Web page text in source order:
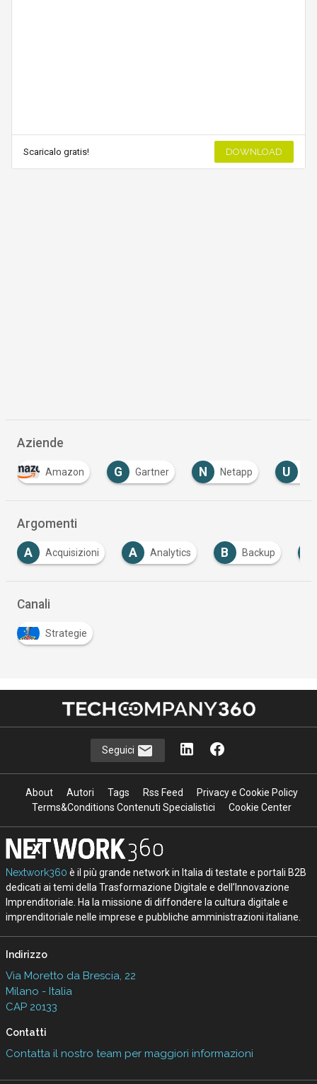
Scaricalo gratis! DOWNLOAD
Aziende
Amazon G Gartner N Netapp U Uber
Argomenti
Acquisizioni A Analytics B Backup C
Canali
Strategie
Seguici
About Autori Tags Rss Feed
Privacy e Cookie Policy
Terms&Conditions Contenuti Specialistici
Cookie Center
Nextwork360 è il più grande network in Italia di testate e portali B2B
dedicati ai temi della Trasformazione Digitale e dell’Innovazione
Imprenditoriale. Ha la missione di diffondere la cultura digitale e
imprenditoriale nelle imprese e pubbliche amministrazioni italiane.
Indirizzo
Via Moretto da Brescia, 22
Milano - Italia
CAP 20133
Contatti
Contatta il nostro team per maggiori informazioni